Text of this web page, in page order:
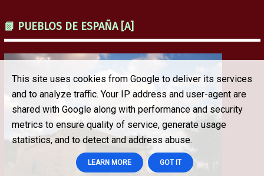
📗 PUEBLOS DE ESPAÑA [A]
This site uses cookies from Google to deliver its services
and to analyze traffic. Your IP address and user-agent are
shared with Google along with performance and security
metrics to ensure quality of service, generate usage
statistics, and to detect and address abuse.
LEARN MORE GOT IT